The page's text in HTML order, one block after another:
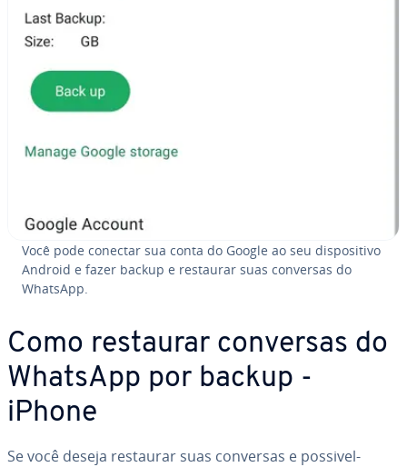
Você pode conectar sua conta do Google ao seu dis­po­si­tivo
Android e fazer backup e restaurar suas conversas do
WhatsApp.
Como restaurar conversas do
WhatsApp por backup -
iPhone
Se você deseja restaurar suas conversas e pos­si­vel­